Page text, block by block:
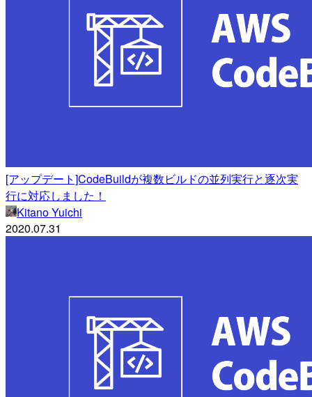
[アップデート]CodeBuildが複数ビルドの並列実行と逐次実
行に対応しました！
Kitano Yuichi
2020.07.31